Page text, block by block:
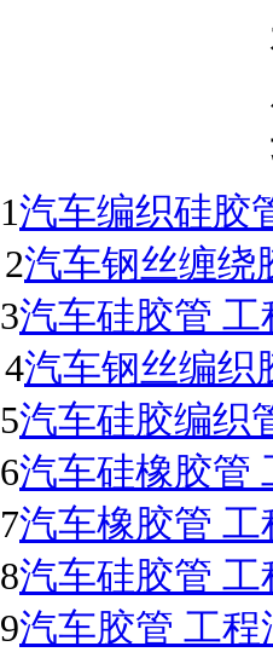
1汽车编织硅胶
2汽车钢丝缠绕
3汽车硅胶管
4汽车钢丝编织
5汽车硅胶编织
6汽车硅橡胶管
7汽车橡胶管
8汽车硅胶管
9汽车胶管 工